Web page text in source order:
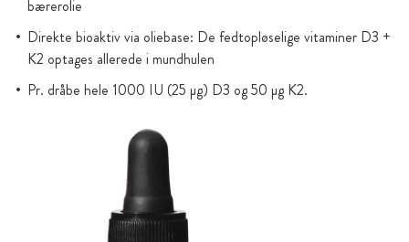
bærerolie
Direkte bioaktiv via oliebase: De fedtopløselige vitaminer D3 +
K2 optages allerede i mundhulen
Pr. dråbe hele 1000 IU (25 µg) D3 og 50 µg K2.